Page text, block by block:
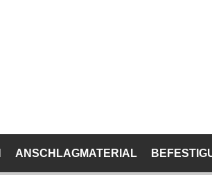
ANSCHLAGMATERIAL